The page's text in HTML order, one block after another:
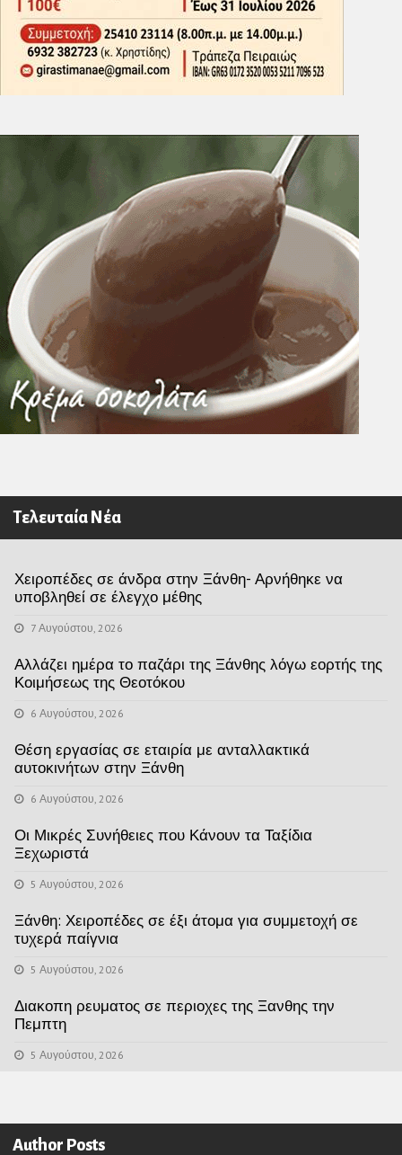
Τελευταία Νέα
Χειροπέδες σε άνδρα στην Ξάνθη- Αρνήθηκε να
υποβληθεί σε έλεγχο μέθης
7 Αυγούστου, 2026
Αλλάζει ημέρα το παζάρι της Ξάνθης λόγω εορτής της
Κοιμήσεως της Θεοτόκου
6 Αυγούστου, 2026
Θέση εργασίας σε εταιρία με ανταλλακτικά
αυτοκινήτων στην Ξάνθη
6 Αυγούστου, 2026
Οι Μικρές Συνήθειες που Κάνουν τα Ταξίδια
Ξεχωριστά
5 Αυγούστου, 2026
Ξάνθη: Χειροπέδες σε έξι άτομα για συμμετοχή σε
τυχερά παίγνια
5 Αυγούστου, 2026
Διακοπη ρευματος σε περιοχες της Ξανθης την
Πεμπτη
5 Αυγούστου, 2026
Author Posts